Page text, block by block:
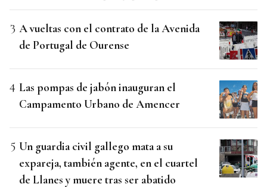
A vueltas con el contrato de la Avenida
de Portugal de Ourense
Las pompas de jabón inauguran el
Campamento Urbano de Amencer
Un guardia civil gallego mata a su
expareja, también agente, en el cuartel
de Llanes y muere tras ser abatido